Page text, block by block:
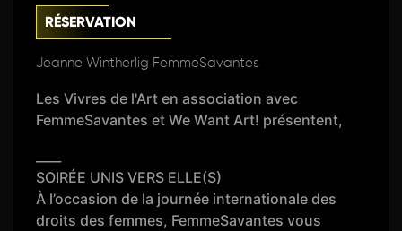
RÉSERVATION
Jeanne Wintherlig FemmeSavantes
Les Vivres de l'Art en association avec
FemmeSavantes et We Want Art! présentent,
SOIRÉE UNIS VERS ELLE(S)
À l’occasion de la journée internationale des
droits des femmes, FemmeSavantes vous